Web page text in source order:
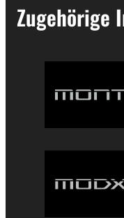
Zugehörige